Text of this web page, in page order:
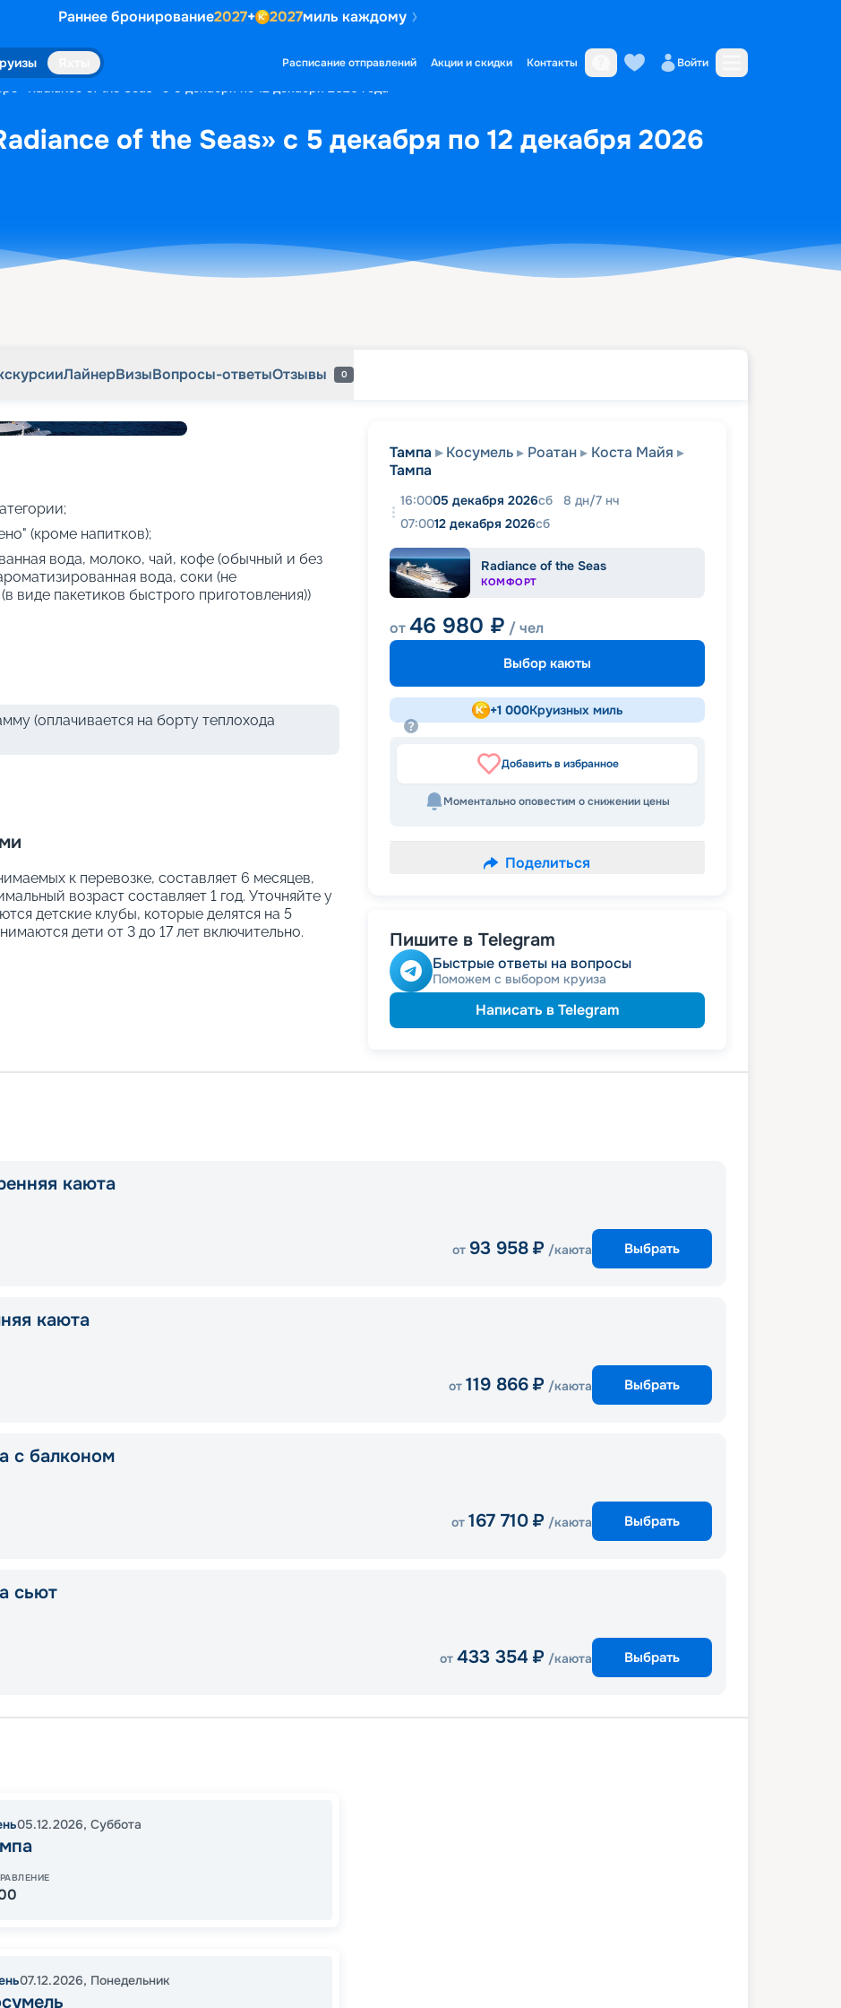
Раннее бронирование2027+ 2027миль каждому
Расписание отправлений Акции и скидки Контакты Войти
«Radiance of the Seas» с 5 декабря по 12 декабря 2026 года
of the Seas» с 5 декабря по 12 декабря 2026
ЛайнерВизыВопросы-ответыОтзывы 0
(кроме напитков);
вода, молоко, чай, кофе (обычный и без
вода, соки (не
виде пакетиков быстрого приготовления))
(оплачивается на борту теплохода
к перевозке, составляет 6 месяцев,
возраст составляет 1 год. Уточняйте у
детские клубы, которые делятся на 5
дети от 3 до 17 лет включительно.
Тампа Косумель Роатан
Коста Майя
Тампа
16:0005 декабря 2026сб 8 дн/7 нч
07:0012 декабря 2026сб
Radiance of the Seas
КОМФОРТ
от46 980 ₽ / чел
Выбор каюты
+1 000Круизных миль
Добавить в избранное
Моментально оповестим о снижении цены
Поделиться
Пишите в Telegram
Быстрые ответы на вопросы
Поможем с выбором круиза
Написать в Telegram
каюта
от 93 958 ₽ /каюта Выбрать
каюта
от 119 866 ₽ /каюта Выбрать
с балконом
от 167 710 ₽ /каюта Выбрать
сьют
от 433 354 ₽ /каюта Выбрать
05.12.2026, Суббота
07.12.2026, Понедельник